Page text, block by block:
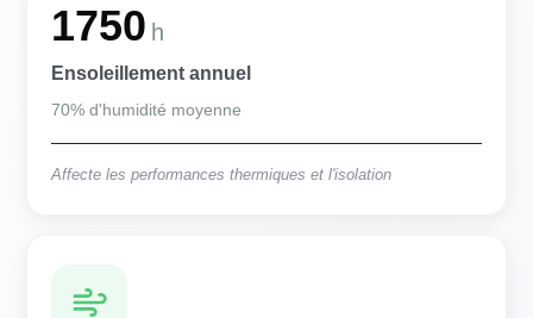
1750 h
Ensoleillement annuel
70% d'humidité moyenne
Affecte les performances thermiques et l'isolation